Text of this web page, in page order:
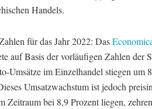
Handels.
für das Jahr 2022: Das
auf Basis der vorläufigen Zahlen der
Umsätze im Einzelhandel stiegen um
Umsatzwachstum ist jedoch
Zeitraum bei 8,9 Prozent liegen,